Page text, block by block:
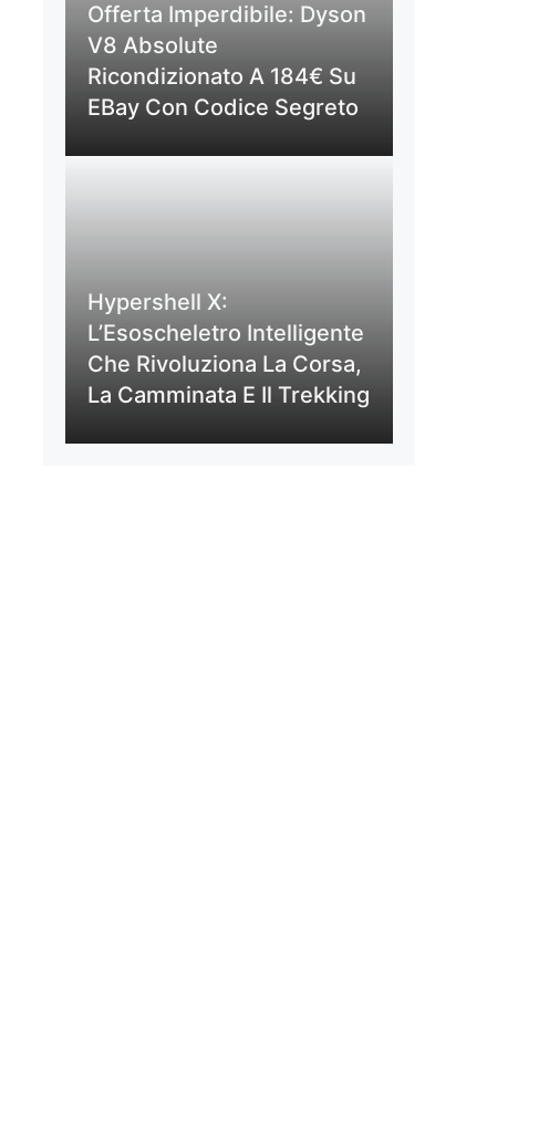
Offerta Imperdibile: Dyson
V8 Absolute
Ricondizionato A 184€ Su
EBay Con Codice Segreto
Hypershell X:
L’Esoscheletro Intelligente
Che Rivoluziona La Corsa,
La Camminata E Il Trekking